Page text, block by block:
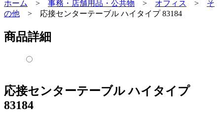
ホーム > 事務・店舗用品・公共物 > オフィス >
そ
の他
> 応接センターテーブル ハイタイプ 83184
商品詳細
応接センターテーブル ハイタイプ
83184